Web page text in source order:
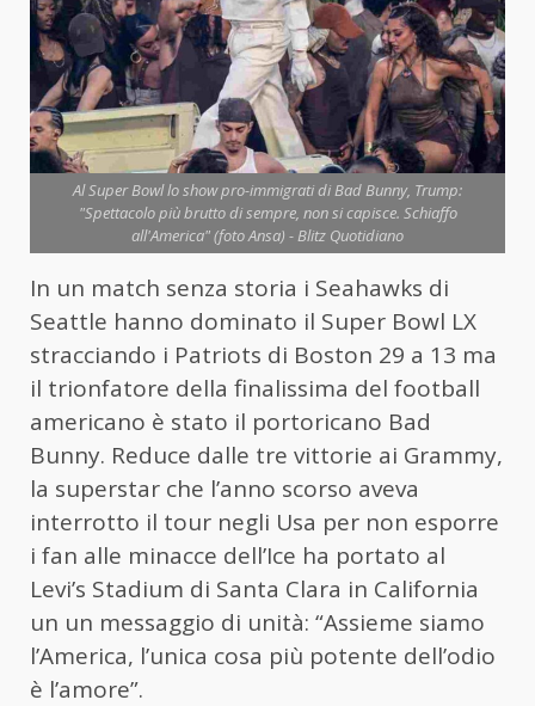
Al Super Bowl lo show pro-immigrati di Bad Bunny, Trump:
"Spettacolo più brutto di sempre, non si capisce. Schiaffo
all'America" (foto Ansa) - Blitz Quotidiano
In un match senza storia i Seahawks di
Seattle hanno dominato il Super Bowl LX
stracciando i Patriots di Boston 29 a 13 ma
il trionfatore della finalissima del football
americano è stato il portoricano Bad
Bunny. Reduce dalle tre vittorie ai Grammy,
la superstar che l’anno scorso aveva
interrotto il tour negli Usa per non esporre
i fan alle minacce dell’Ice ha portato al
Levi’s Stadium di Santa Clara in California
un un messaggio di unità: “Assieme siamo
l’America, l’unica cosa più potente dell’odio
è l’amore”.